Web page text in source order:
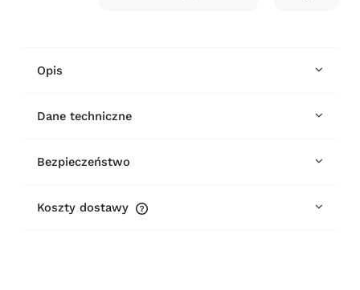
Opis
Dane techniczne
Bezpieczeństwo
Koszty dostawy